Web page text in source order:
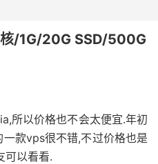
/1G/20G SSD/500G
所以价格也不会太便宜.年初
款vps很不错,不过价格也是
可以看看.